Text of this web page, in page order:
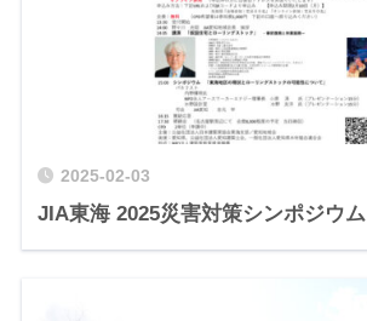
2025-02-03
JIA東海 2025災害対策シンポジウム